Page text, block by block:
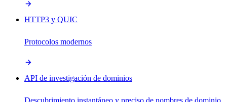
HTTP3 y QUIC
Protocolos modernos
API de investigación de dominios
Descubrimiento instantáneo y preciso de nombres de dominio